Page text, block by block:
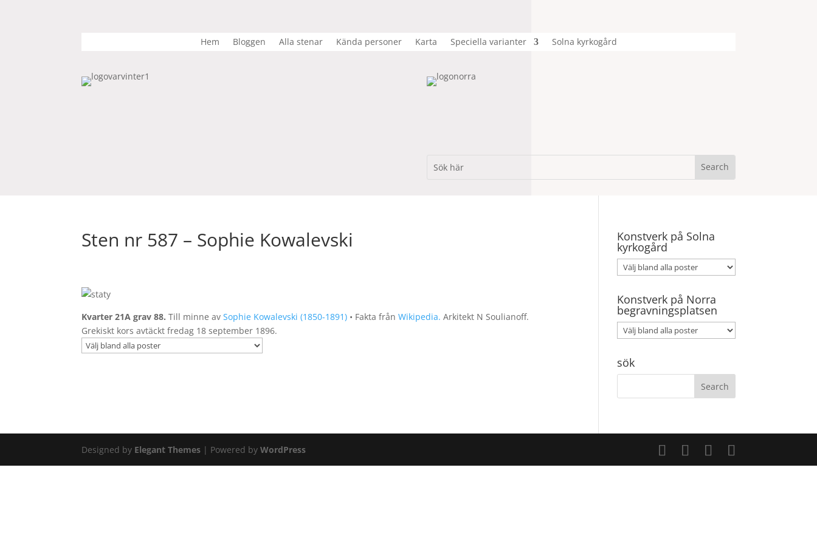
Hem Bloggen Alla stenar Kända personer Karta Speciella varianter Solna kyrkogård
Sten nr 587 – Sophie Kowalevski
Kvarter 21A grav 88. Till minne avSophie Kowalevski (1850-1891) • Fakta frånWikipedia. Arkitekt N Soulianoff.
Grekiskt kors avtäckt fredag 18 september 1896.
Konstverk på Solna
kyrkogård
Konstverk på Norra
begravningsplatsen
sök
Designed by Elegant Themes | Powered byWordPress